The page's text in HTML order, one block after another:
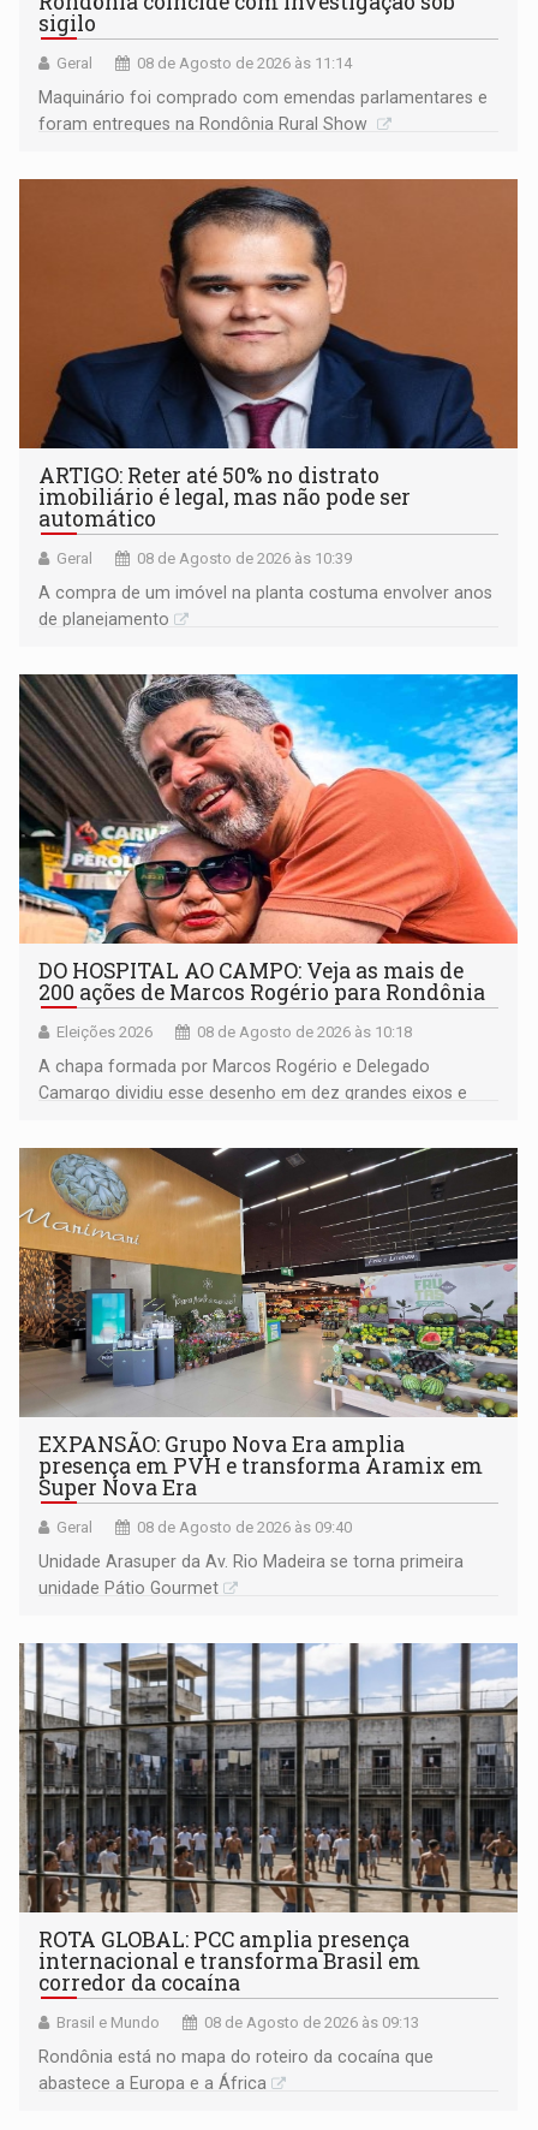
sigilo
Geral 08 de Agosto de 2026 às 11:14
Maquinário foi comprado com emendas parlamentares e
foram entregues na Rondônia Rural Show
ARTIGO: Reter até 50% no distrato
imobiliário é legal, mas não pode ser
automático
Geral 08 de Agosto de 2026 às 10:39
A compra de um imóvel na planta costuma envolver anos
de planejamento
DO HOSPITAL AO CAMPO: Veja as mais de
200 ações de Marcos Rogério para Rondônia
Eleições 2026 08 de Agosto de 2026 às 10:18
A chapa formada por Marcos Rogério e Delegado
Camargo dividiu esse desenho em dez grandes eixos e
EXPANSÃO: Grupo Nova Era amplia
presença em PVH e transforma Aramix em
Super Nova Era
Geral 08 de Agosto de 2026 às 09:40
Unidade Arasuper da Av. Rio Madeira se torna primeira
unidade Pátio Gourmet
ROTA GLOBAL: PCC amplia presença
internacional e transforma Brasil em
corredor da cocaína
Brasil e Mundo 08 de Agosto de 2026 às 09:13
Rondônia está no mapa do roteiro da cocaína que
abastece a Europa e a África